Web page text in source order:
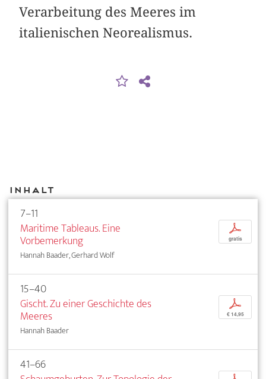
Verarbeitung des Meeres im
italienischen Neorealismus.
Inhalt
7–11
Maritime Tableaus. Eine
Vorbemerkung
Hannah Baader, Gerhard Wolf
p
gratis
15–40
Gischt. Zu einer Geschichte des
Meeres
Hannah Baader
p
€ 14,95
41–66